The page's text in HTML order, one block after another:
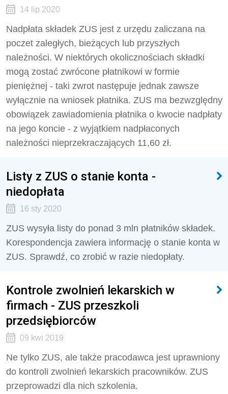
14 lip 2020
Nadpłata składek ZUS jest z urzędu zaliczana na
poczet zaległych, bieżących lub przyszłych
należności. W niektórych okolicznościach składki
mogą zostać zwrócone płatnikowi w formie
pieniężnej - taki zwrot następuje jednak zawsze
wyłącznie na wniosek płatnika. ZUS ma bezwzględny
obowiązek zawiadomienia płatnika o kwocie nadpłaty
na jego koncie - z wyjątkiem nadpłaconych
należności nieprzekraczających 11,60 zł.
Listy z ZUS o stanie konta -
niedopłata
16 sty 2020
ZUS wysyła listy do ponad 3 mln płatników składek.
Korespondencja zawiera informację o stanie konta w
ZUS. Sprawdź, co zrobić w razie niedopłaty.
Kontrole zwolnień lekarskich w
firmach - ZUS przeszkoli
przedsiębiorców
09 kwi 2019
Ne tylko ZUS, ale także pracodawca jest uprawniony
do kontroli zwolnień lekarskich pracowników. ZUS
przeprowadzi dla nich szkolenia.